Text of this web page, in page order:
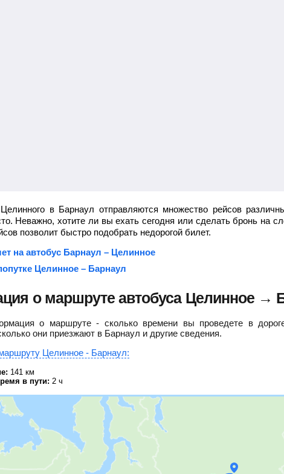
в Барнаул отправляются множество рейсов
Неважно, хотите ли вы ехать сегодня или сделать бронь на
позволит быстро подобрать недорогой билет.
на автобус Барнаул – Целинное
Целинное – Барнаул
о маршруте автобуса Целинное →
о маршруте - сколько времени вы проведете в
они приезжают в Барнаул и другие сведения.
Целинное - Барнаул:
141 км
в пути: 2 ч